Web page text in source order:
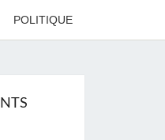
POLITIQUE